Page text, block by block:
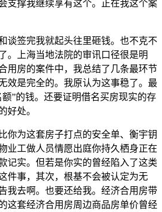
支撑我继续享有这个。正在我这个案
签完我就起头往里砸钱。也不克不
。上海当地法院的审讯口径很是明
用房的案件中，我总结了几条最环节
效是完全的。我原认为这事稳了。最
”的钱。还要证明借名买房现实的存
好处。
为这套房子打点的安全单、衡宇钥
业工做人员情愿出庭你持久栖身正在
记实。但若是你实的曾经陷入了这类
件事，其次，根基不会被认定为无
我去啊。也要还给我。经济合用房带
这套经济合用房周边商品房单价曾经